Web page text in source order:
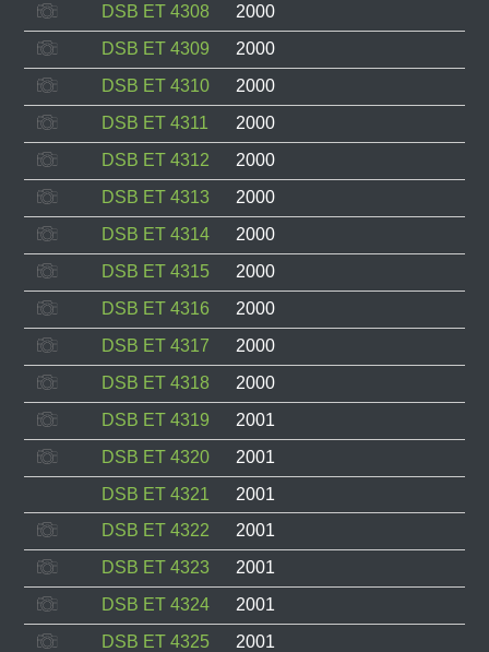
DSB ET 4308
2000
DSB ET 4309
2000
DSB ET 4310
2000
DSB ET 4311
2000
DSB ET 4312
2000
DSB ET 4313
2000
DSB ET 4314
2000
DSB ET 4315
2000
DSB ET 4316
2000
DSB ET 4317
2000
DSB ET 4318
2000
DSB ET 4319
2001
DSB ET 4320
2001
DSB ET 4321
2001
DSB ET 4322
2001
DSB ET 4323
2001
DSB ET 4324
2001
DSB ET 4325
2001